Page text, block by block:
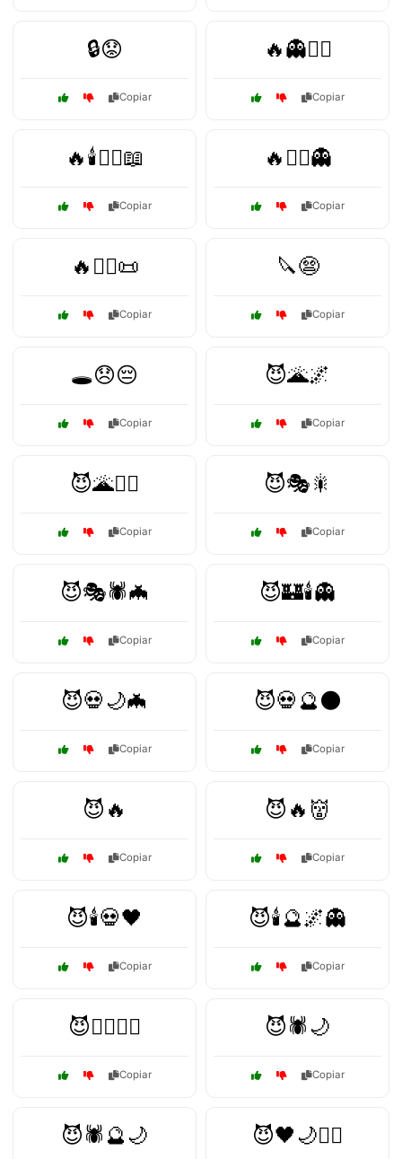
🔒😟
Copiar
🔥👻🧟‍♀️
Copiar
🔥🕯️🧙‍♂️📖
Copiar
🔥🕵️‍♂️👻
Copiar
🔥🧙‍♀️📜
Copiar
🔪😨
Copiar
🕳️😞😔
Copiar
😈🌋🌌
Copiar
😈🌋🧛‍♀️
Copiar
😈🎭🎇
Copiar
😈🎭🕷️🦇
Copiar
😈🏰🕯️👻
Copiar
😈💀🌙🦇
Copiar
😈💀🔮🌑
Copiar
😈🔥
Copiar
😈🔥👹
Copiar
😈🕯️💀🖤
Copiar
😈🕯️🔮🌌👻
Copiar
😈🕵️‍♂️🧛‍♂️
Copiar
😈🕷️🌙
Copiar
😈🕷️🔮🌙 😈🖤🌙🧙‍♂️